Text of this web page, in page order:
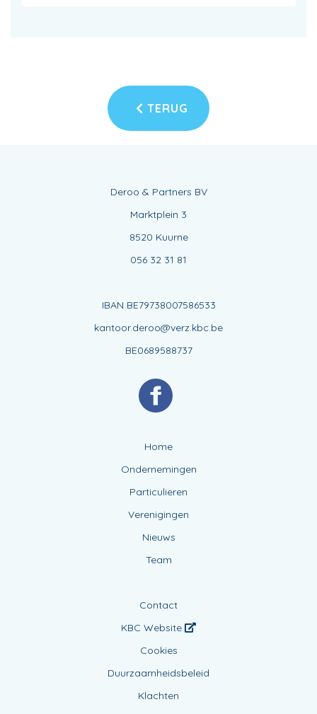
TERUG
Deroo & Partners BV
Marktplein 3
8520 Kuurne
056 32 31 81
IBAN BE79738007586533
kantoor.deroo@verz.kbc.be
BE0689588737
Home
Ondernemingen
Particulieren
Verenigingen
Nieuws
Team
Contact
KBC Website
Cookies
Duurzaamheidsbeleid
Klachten